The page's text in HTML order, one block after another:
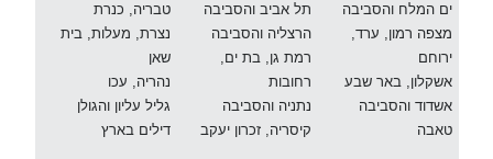
טבריה, כנרת
נצרת, מעלות, בית
שאן
נהריה, עכו
גליל עליון והגולן
דילים בארץ
תל אביב והסביבה
הרצליה והסביבה
רמת גן, בת ים,
רחובות
נתניה והסביבה
קיסריה, זכרון יעקב
ים המלח והסביבה
מצפה רמון, ערד,
ירוחם
אשקלון, באר שבע
אשדוד והסביבה
טאבה